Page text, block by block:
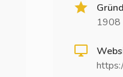
1908